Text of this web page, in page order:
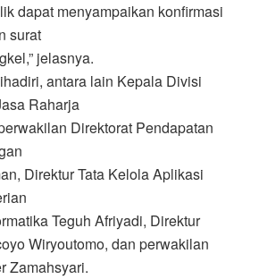
dapat menyampaikan konfirmasi
surat
jelasnya.
antara lain Kepala Divisi
Raharja
Direktorat Pendapatan
Direktur Tata Kelola Aplikasi
Teguh Afriyadi, Direktur
Wiryoutomo, dan perwakilan
Zamahsyari.